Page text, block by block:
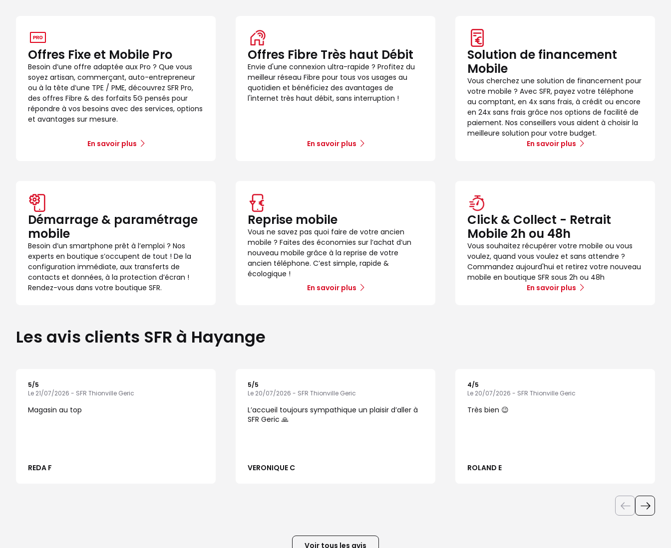
Offres Fixe et Mobile Pro
Besoin d’une offre adaptée aux Pro ? Que vous
soyez artisan, commerçant, auto-entrepreneur
ou à la tête d’une TPE / PME, découvrez SFR Pro,
des offres Fibre & des forfaits 5G pensés pour
répondre à vos besoins avec des services, options
et avantages sur mesure.
En savoir plus
Offres Fibre Très haut Débit
Envie d'une connexion ultra-rapide ? Profitez du
meilleur réseau Fibre pour tous vos usages au
quotidien et bénéficiez des avantages de
l'internet très haut débit, sans interruption !
En savoir plus
Solution de financement
Mobile
Vous cherchez une solution de financement pour
votre mobile ? Avec SFR, payez votre téléphone
au comptant, en 4x sans frais, à crédit ou encore
en 24x sans frais grâce nos options de facilité de
paiement. Nos conseillers vous aident à choisir la
meilleure solution pour votre budget.
En savoir plus
Démarrage & paramétrage
mobile
Besoin d’un smartphone prêt à l’emploi ? Nos
experts en boutique s’occupent de tout ! De la
configuration immédiate, aux transferts de
contacts et données, à la protection d’écran !
Rendez-vous dans votre boutique SFR.
Reprise mobile
Vous ne savez pas quoi faire de votre ancien
mobile ? Faites des économies sur l’achat d’un
nouveau mobile grâce à la reprise de votre
ancien téléphone. C’est simple, rapide &
écologique !
En savoir plus
Click & Collect - Retrait
Mobile 2h ou 48h
Vous souhaitez récupérer votre mobile ou vous
voulez, quand vous voulez et sans attendre ?
Commandez aujourd'hui et retirez votre nouveau
mobile en boutique SFR sous 2h ou 48h
En savoir plus
Les avis clients SFR à Hayange
5/5
Le 21/07/2026 - SFR Thionville Geric
Magasin au top
REDA F
5/5
Le 20/07/2026 - SFR Thionville Geric
L’accueil toujours sympathique un plaisir d’aller à
SFR Geric 🙏
VERONIQUE C
4/5
Le 20/07/2026 - SFR Thionville Geric
Très bien 😉
ROLAND E
Voir tous les avis